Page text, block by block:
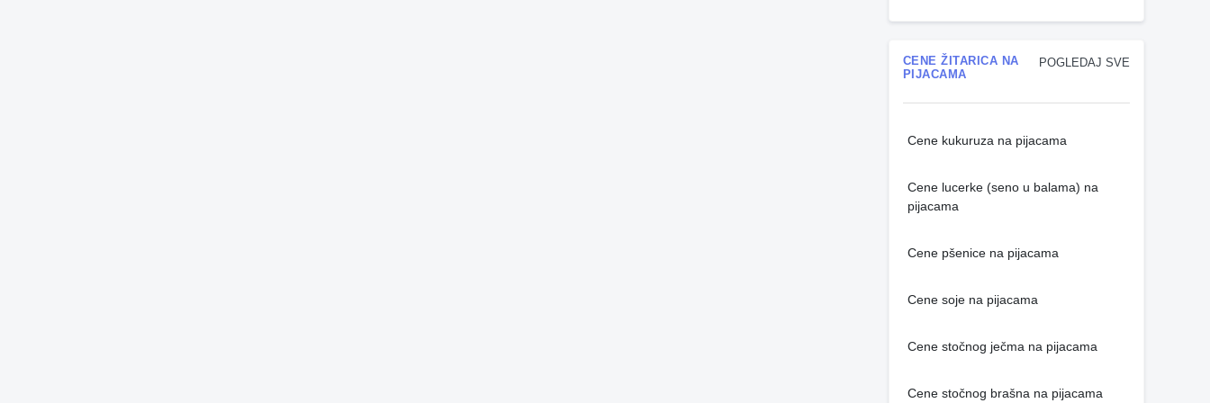
POGLEDAJ SVE
CENE ŽITARICA NA
PIJACAMA
Cene kukuruza na pijacama
Cene lucerke (seno u balama) na
pijacama
Cene pšenice na pijacama
Cene soje na pijacama
Cene stočnog ječma na pijacama
Cene stočnog brašna na pijacama